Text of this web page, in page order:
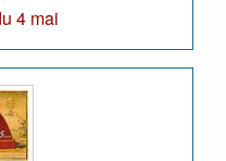
4 mai